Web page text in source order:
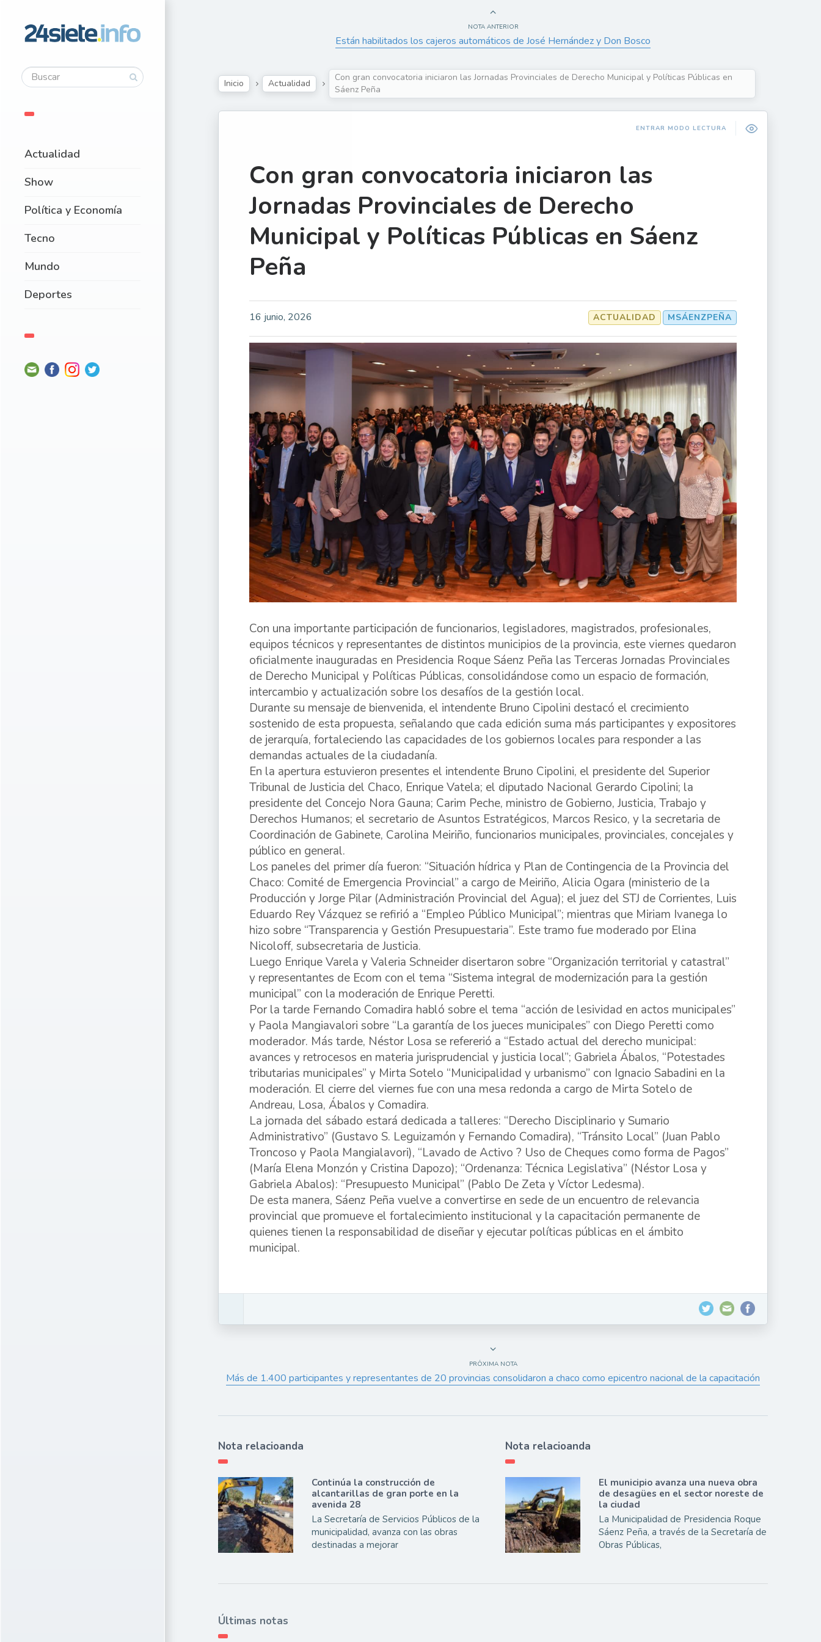
Actualidad
Show
Política y Economía
Tecno
Mundo
Deportes
NOTA ANTERIOR
Están habilitados los cajeros automáticos de José Hernández y Don Bosco
Inicio Actualidad
Con gran convocatoria iniciaron las Jornadas Provinciales de Derecho Municipal y Políticas Públicas en
Sáenz Peña
ENTRAR MODO LECTURA
Con gran convocatoria iniciaron las
Jornadas Provinciales de Derecho
Municipal y Políticas Públicas en Sáenz
Peña
16 junio, 2026 MSÁENZPEÑA
ACTUALIDAD
Con una importante participación de funcionarios, legisladores, magistrados, profesionales,
equipos técnicos y representantes de distintos municipios de la provincia, este viernes quedaron
oficialmente inauguradas en Presidencia Roque Sáenz Peña las Terceras Jornadas Provinciales
de Derecho Municipal y Políticas Públicas, consolidándose como un espacio de formación,
intercambio y actualización sobre los desafíos de la gestión local.
Durante su mensaje de bienvenida, el intendente Bruno Cipolini destacó el crecimiento
sostenido de esta propuesta, señalando que cada edición suma más participantes y expositores
de jerarquía, fortaleciendo las capacidades de los gobiernos locales para responder a las
demandas actuales de la ciudadanía.
En la apertura estuvieron presentes el intendente Bruno Cipolini, el presidente del Superior
Tribunal de Justicia del Chaco, Enrique Vatela; el diputado Nacional Gerardo Cipolini; la
presidente del Concejo Nora Gauna; Carim Peche, ministro de Gobierno, Justicia, Trabajo y
Derechos Humanos; el secretario de Asuntos Estratégicos, Marcos Resico, y la secretaria de
Coordinación de Gabinete, Carolina Meiriño, funcionarios municipales, provinciales, concejales y
público en general.
Los paneles del primer día fueron: “Situación hídrica y Plan de Contingencia de la Provincia del
Chaco: Comité de Emergencia Provincial” a cargo de Meiriño, Alicia Ogara (ministerio de la
Producción y Jorge Pilar (Administración Provincial del Agua); el juez del STJ de Corrientes, Luis
Eduardo Rey Vázquez se refirió a “Empleo Público Municipal”; mientras que Miriam Ivanega lo
hizo sobre “Transparencia y Gestión Presupuestaria”. Este tramo fue moderado por Elina
Nicoloff, subsecretaria de Justicia.
Luego Enrique Varela y Valeria Schneider disertaron sobre “Organización territorial y catastral”
y representantes de Ecom con el tema “Sistema integral de modernización para la gestión
municipal” con la moderación de Enrique Peretti.
Por la tarde Fernando Comadira habló sobre el tema “acción de lesividad en actos municipales”
y Paola Mangiavalori sobre “La garantía de los jueces municipales” con Diego Peretti como
moderador. Más tarde, Néstor Losa se refererió a “Estado actual del derecho municipal:
avances y retrocesos en materia jurisprudencial y justicia local”; Gabriela Ábalos, “Potestades
tributarias municipales” y Mirta Sotelo “Municipalidad y urbanismo” con Ignacio Sabadini en la
moderación. El cierre del viernes fue con una mesa redonda a cargo de Mirta Sotelo de
Andreau, Losa, Ábalos y Comadira.
La jornada del sábado estará dedicada a talleres: “Derecho Disciplinario y Sumario
Administrativo” (Gustavo S. Leguizamón y Fernando Comadira), “Tránsito Local” (Juan Pablo
Troncoso y Paola Mangialavori), “Lavado de Activo ? Uso de Cheques como forma de Pagos”
(María Elena Monzón y Cristina Dapozo); “Ordenanza: Técnica Legislativa” (Néstor Losa y
Gabriela Abalos): “Presupuesto Municipal” (Pablo De Zeta y Víctor Ledesma).
De esta manera, Sáenz Peña vuelve a convertirse en sede de un encuentro de relevancia
provincial que promueve el fortalecimiento institucional y la capacitación permanente de
quienes tienen la responsabilidad de diseñar y ejecutar políticas públicas en el ámbito
municipal.
PRÓXIMA NOTA
Más de 1.400 participantes y representantes de 20 provincias consolidaron a chaco como epicentro nacional de la capacitación
Nota relacioanda
Continúa la construcción de
alcantarillas de gran porte en la
avenida 28
La Secretaría de Servicios Públicos de la
municipalidad, avanza con las obras
destinadas a mejorar
Nota relacioanda
El municipio avanza una nueva obra
de desagües en el sector noreste de
la ciudad
La Municipalidad de Presidencia Roque
Sáenz Peña, a través de la Secretaría de
Obras Públicas,
Últimas notas